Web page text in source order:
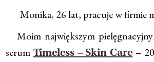
Monika, 26 lat, pracuje w firmie
Moim największym
serum Timeless – Skin Care –